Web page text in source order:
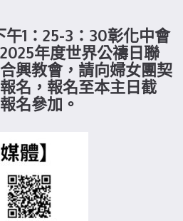
午1：25-3：30彰化中會
年度世界公禱日聯
興教會，請向婦女團契
名，報名至本主日截
名參加。